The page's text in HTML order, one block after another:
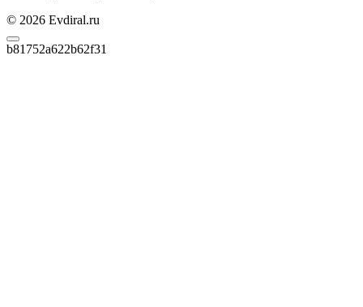
© 2026 Evdiral.ru
b81752a622b62f31